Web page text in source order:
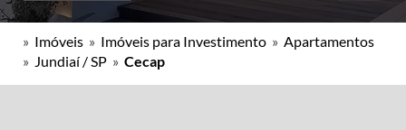
» Imóveis » Imóveis para Investimento » Apartamentos
» Jundiaí / SP » Cecap